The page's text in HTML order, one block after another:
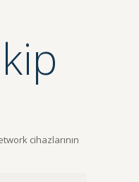
cihazlarının